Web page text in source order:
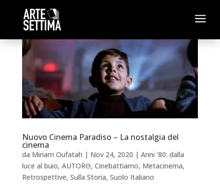
a
Nuovo Cinema Paradiso – La nostalgia del
cinema
da Miriam Oufatah | Nov 24, 2020 | Anni '80: dalla
luce al buio, AUTORƏ, Cinebattiamo, Metacinema,
Retrospettive, Sulla Storia, Suolo Italiano